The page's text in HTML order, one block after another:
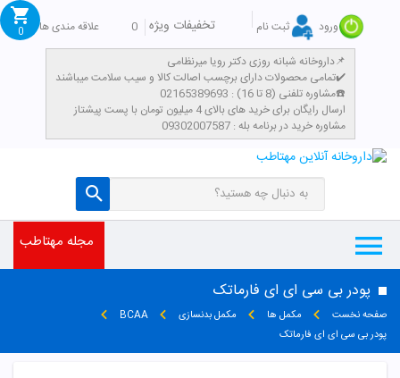
ورود ثبت نام تخفیفات ویژه 0
علاقه مندی ها
داروخانه شبانه روزی دکتر رویا میرنظامی📌
تمامی محصولات دارای برچسب اصالت کالا و سیب سلامت میباشند✔️
مشاوره تلفنی (8 تا 16) : 02165389693☎️
​ارسال رایگان برای خرید های بالای 4 میلیون تومان با پست پیشتاز
مشاوره خرید در برنامه بله : 09302007587
0
مجله مهتاطب
پودر بی سی ای ای فارماتک
صفحه نخست مکمل ها مکمل بدنسازی
BCAA
پودر بی سی ای ای فارماتک